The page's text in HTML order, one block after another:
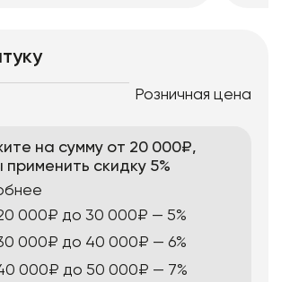
Розничная цена
на сумму от 20 000₽,
применить скидку 5%
000₽ до 30 000₽ — 5%
000₽ до 40 000₽ — 6%
000₽ до 50 000₽ — 7%